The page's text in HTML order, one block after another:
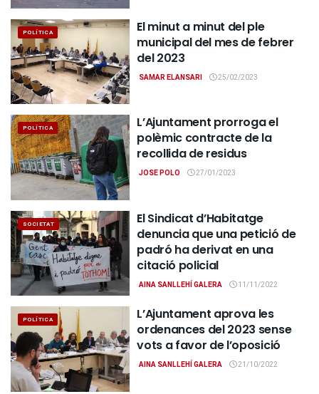
POLÍTICA
El minut a minut del ple
municipal del mes de febrer
del 2023
SAMAR ELANSARI 25/02/2023
POLÍTICA
L’Ajuntament prorroga el
polèmic contracte de la
recollida de residus
JOSE POLO 27/01/2023
SOCIETAT
El Sindicat d’Habitatge
denuncia que una petició de
padró ha derivat en una
citació policial
AINA SANLLEHÍ GALERA 11/11/2022
POLÍTICA
L’Ajuntament aprova les
ordenances del 2023 sense
vots a favor de l’oposició
AINA SANLLEHÍ GALERA 21/10/2022